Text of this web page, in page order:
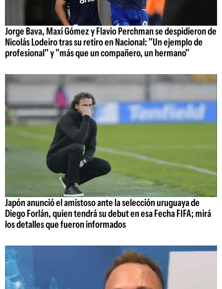
Jorge Bava, Maxi Gómez y Flavio Perchman se despidieron de
Nicolás Lodeiro tras su retiro en Nacional: "Un ejemplo de
profesional" y "más que un compañero, un hermano"
Japón anunció el amistoso ante la selección uruguaya de
Diego Forlán, quien tendrá su debut en esa Fecha FIFA; mirá
los detalles que fueron informados